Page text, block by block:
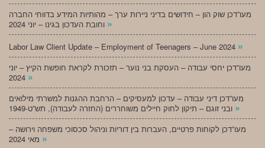
מעו”דכן שוק הון – חידושים בדיני ניירות ערך – מהותיות המידע בדווחי החברה
»
Labor Law Client Update – Employment of Teenagers – June 2024 »
מעו”דכן יחסי עבודה – העסקת בני נוער – תזכורת לקראת חופשת הקיץ – יוני
»
מעו”דכן דיני עבודה – עדכון למעסיקים – הרחבת ההגנות למשרתי מילואים
»
מעו”דכן לקוחות פרטיים, העברות בין דוריות וניהול סכסוכי משפחה וירושה –
»